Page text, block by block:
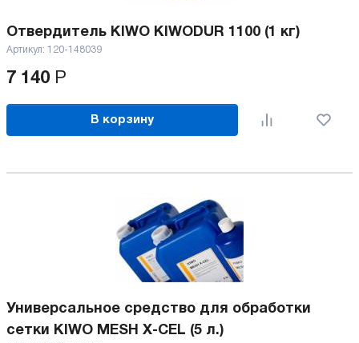
Отвердитель KIWO KIWODUR 1100 (1 кг)
Артикул: 120-148039
7 140 Р
В корзину
Универсальное средство для обработки
сетки KIWO MESH X-CEL (5 л.)